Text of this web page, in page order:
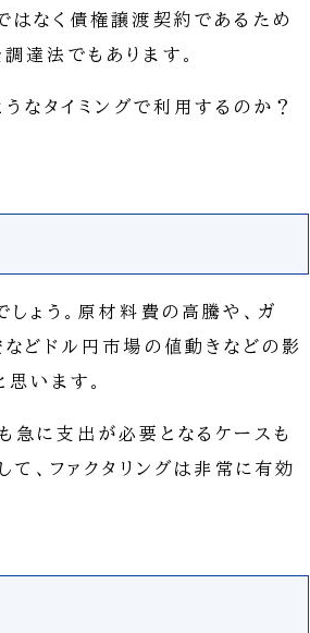
はなく債権譲渡契約であるため
達法でもあります。
なタイミングで利用するのか？
ょう。原材料費の高騰や、ガ
どドル円市場の値動きなどの影
います。
急に支出が必要となるケースも
て、ファクタリングは非常に有効